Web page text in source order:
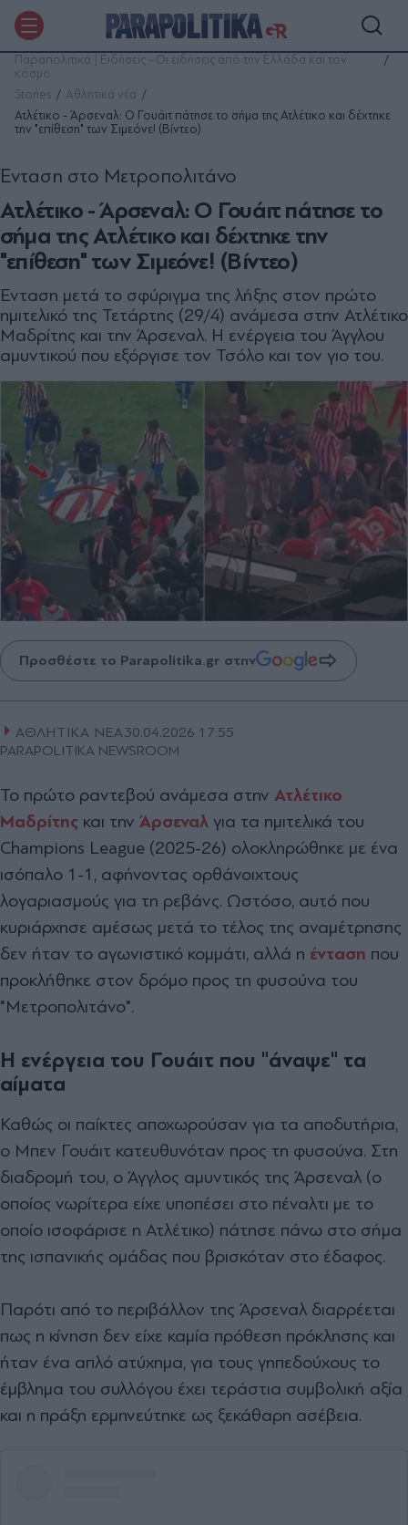
Παραπολιτικά | Ειδήσεις - Οι ειδήσεις από την Ελλάδα και τον
κόσμο
Stories
Αθλητικά νέα
Ατλέτικο - Άρσεναλ: Ο Γουάιτ πάτησε το σήμα της Ατλέτικο και δέχτηκε
την "επίθεση" των Σιμεόνε! (Βίντεο)
Ατλέτικο - Άρσεναλ: Ο Γουάιτ πάτησε το
σήμα της Ατλέτικο και δέχτηκε την
"επίθεση" των Σιμεόνε! (Βίντεο)
Ένταση στο Μετροπολιτάνο
Ένταση μετά το σφύριγμα της λήξης στον πρώτο
ημιτελικό της Τετάρτης (29/4) ανάμεσα στην Ατλέτικο
Μαδρίτης και την Άρσεναλ. Η ενέργεια του Άγγλου
αμυντικού που εξόργισε τον Τσόλο και τον γιο του.
Προσθέστε το Parapolitika.gr στην
ΑΘΛΗΤΙΚΑ ΝΕΑ30.04.2026 17:55
PARAPOLITIKA NEWSROOM
Το πρώτο ραντεβού ανάμεσα στην Ατλέτικο
Μαδρίτης και την Άρσεναλ για τα ημιτελικά του
Champions League (2025-26) ολοκληρώθηκε με ένα
ισόπαλο 1-1, αφήνοντας ορθάνοιχτους
λογαριασμούς για τη ρεβάνς. Ωστόσο, αυτό που
κυριάρχησε αμέσως μετά το τέλος της αναμέτρησης
δεν ήταν το αγωνιστικό κομμάτι, αλλά η ένταση που
προκλήθηκε στον δρόμο προς τη φυσούνα του
"Μετροπολιτάνο".
Η ενέργεια του Γουάιτ που "άναψε" τα
αίματα
Καθώς οι παίκτες αποχωρούσαν για τα αποδυτήρια,
ο Μπεν Γουάιτ κατευθυνόταν προς τη φυσούνα. Στη
διαδρομή του, ο Άγγλος αμυντικός της Άρσεναλ (ο
οποίος νωρίτερα είχε υποπέσει στο πέναλτι με το
οποίο ισοφάρισε η Ατλέτικο) πάτησε πάνω στο σήμα
της ισπανικής ομάδας που βρισκόταν στο έδαφος.
Παρότι από το περιβάλλον της Άρσεναλ διαρρέεται
πως η κίνηση δεν είχε καμία πρόθεση πρόκλησης και
ήταν ένα απλό ατύχημα, για τους γηπεδούχους το
έμβλημα του συλλόγου έχει τεράστια συμβολική αξία
και η πράξη ερμηνεύτηκε ως ξεκάθαρη ασέβεια.